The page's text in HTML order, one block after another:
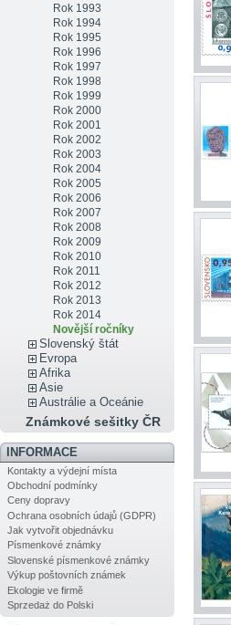
Rok 1993
Rok 1994
Rok 1995
Rok 1996
Rok 1997
Rok 1998
Rok 1999
Rok 2000
Rok 2001
Rok 2002
Rok 2003
Rok 2004
Rok 2005
Rok 2006
Rok 2007
Rok 2008
Rok 2009
Rok 2010
Rok 2011
Rok 2012
Rok 2013
Rok 2014
Novější ročníky
Slovenský štát
Evropa
Afrika
Asie
Austrálie a Oceánie
Známkové sešitky ČR
INFORMACE
Kontakty a výdejní místa
Obchodní podmínky
Ceny dopravy
Ochrana osobních údajů (GDPR)
Jak vytvořit objednávku
Písmenkové známky
Slovenské písmenkové známky
Výkup poštovních známek
Ekologie ve firmě
Sprzedaż do Polski